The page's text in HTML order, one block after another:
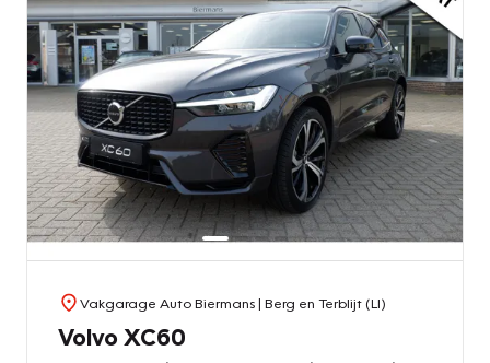
Vakgarage Auto Biermans| Berg en Terblijt (LI)
Volvo XC60